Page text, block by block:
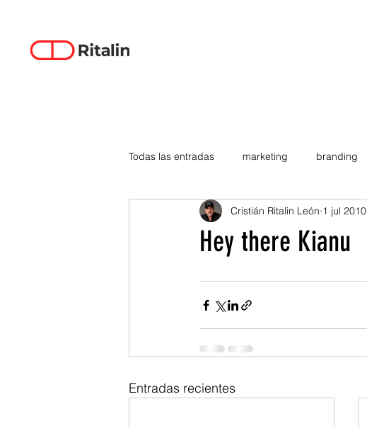
Todas las entradas marketing branding
data-driven creativity emprendimiento
Hey there Kianu
Cristián Ritalin León 1 jul 2010
Entradas recientes